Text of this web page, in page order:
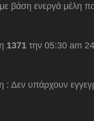
βάση ενεργά μέλη
1371την 05:30 am
Δεν υπάρχουν